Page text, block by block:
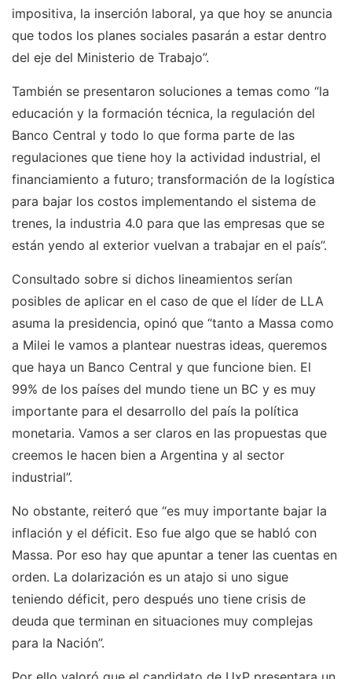
impositiva, la inserción laboral, ya que hoy se anuncia
que todos los planes sociales pasarán a estar dentro
del eje del Ministerio de Trabajo”.
También se presentaron soluciones a temas como “la
educación y la formación técnica, la regulación del
Banco Central y todo lo que forma parte de las
regulaciones que tiene hoy la actividad industrial, el
financiamiento a futuro; transformación de la logística
para bajar los costos implementando el sistema de
trenes, la industria 4.0 para que las empresas que se
están yendo al exterior vuelvan a trabajar en el país”.
Consultado sobre si dichos lineamientos serían
posibles de aplicar en el caso de que el líder de LLA
asuma la presidencia, opinó que “tanto a Massa como
a Milei le vamos a plantear nuestras ideas, queremos
que haya un Banco Central y que funcione bien. El
99% de los países del mundo tiene un BC y es muy
importante para el desarrollo del país la política
monetaria. Vamos a ser claros en las propuestas que
creemos le hacen bien a Argentina y al sector
industrial”.
No obstante, reiteró que “es muy importante bajar la
inflación y el déficit. Eso fue algo que se habló con
Massa. Por eso hay que apuntar a tener las cuentas en
orden. La dolarización es un atajo si uno sigue
teniendo déficit, pero después uno tiene crisis de
deuda que terminan en situaciones muy complejas
para la Nación”.